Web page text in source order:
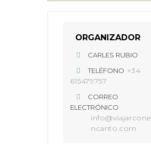
ORGANIZADOR
CARLES RUBIO
TELÉFONO +34
615479757
CORREO
ELECTRÓNICO
info@viajarcone
ncanto.com